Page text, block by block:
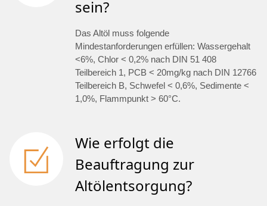
sein?
Das Altöl muss folgende
Mindestanforderungen erfüllen: Wassergehalt
<6%, Chlor < 0,2% nach DIN 51 408
Teilbereich 1, PCB < 20mg/kg nach DIN 12766
Teilbereich B, Schwefel < 0,6%, Sedimente <
1,0%, Flammpunkt > 60°C.
Wie erfolgt die
Beauftragung zur
Altölentsorgung?